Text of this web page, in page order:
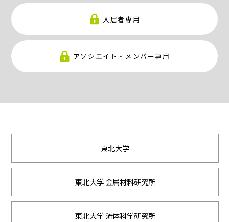
入居者専用
アソシエイト・メンバー専用
東北大学
東北大学 金属材料研究所
東北大学 流体科学研究所